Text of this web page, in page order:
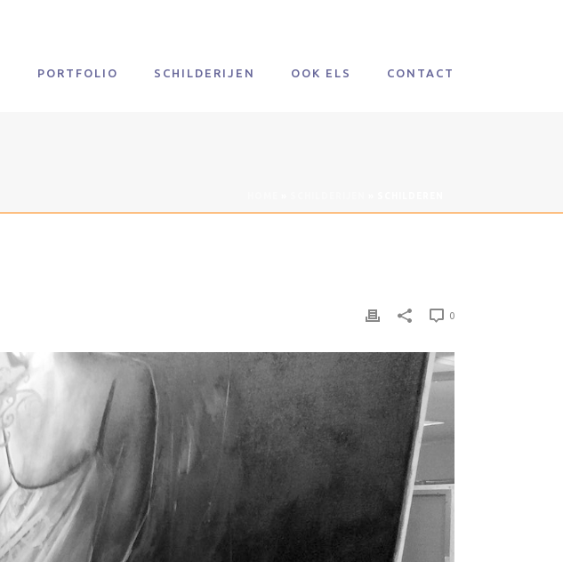
PORTFOLIO SCHILDERIJEN OOK ELS CONTACT
0